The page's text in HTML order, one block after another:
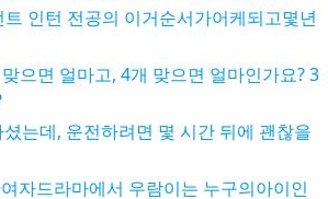
인턴 전공의 이거순서가어케되고몇년
으면 얼마고, 4개 맞으면 얼마인가요? 3
는데, 운전하려면 몇 시간 뒤에 괜찮을
자드라마에서 우람이는 누구의아이인